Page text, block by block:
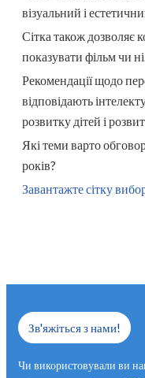
візуальний і
Сітка також дозволяє
показувати фільм чи ні.
Рекомендації щодо
відповідають
розвитку дітей і
Які теми варто
років?
Завантажте сітку
Зв'яжіться з нами!
Чи використовували ви